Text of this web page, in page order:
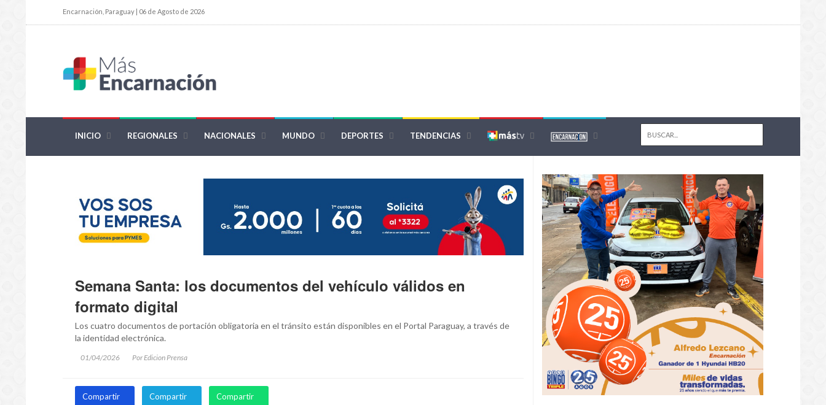
Encarnación, Paraguay | 06 de Agosto de 2026
INICIO REGIONALES NACIONALES MUNDO DEPORTES TENDENCIAS
Semana Santa: los documentos del vehículo válidos en
formato digital
Los cuatro documentos de portación obligatoria en el tránsito están disponibles en el Portal Paraguay, a través de
la identidad electrónica.
01/04/2026 Por Edicion Prensa
Compartir Compartir Compartir